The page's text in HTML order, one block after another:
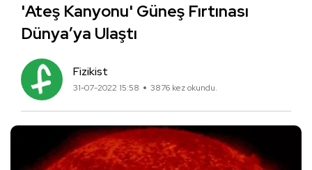
'Ateş Kanyonu' Güneş Fırtınası
Dünya’ya Ulaştı
Fizikist
31-07-2022 15:58 3876 kez okundu.